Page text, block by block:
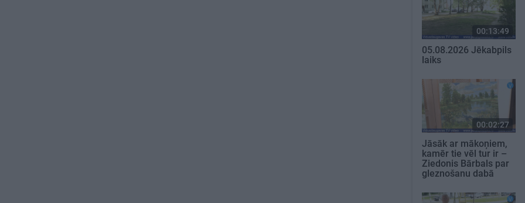
00:13:49
05.08.2026 Jēkabpils
laiks
00:02:27
Jāsāk ar mākoņiem,
kamēr tie vēl tur ir –
Ziedonis Bārbals par
gleznošanu dabā